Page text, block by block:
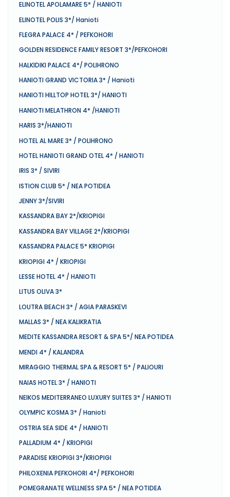
ELINOTEL APOLAMARE 5* / HANIOTI
ELINOTEL POLIS 3*/ Hanioti
FLEGRA PALACE 4* / PEFKOHORI
GOLDEN RESIDENCE FAMILY RESORT 3*/PEFKOHORI
HALKIDIKI PALACE 4*/ POLIHRONO
HANIOTI GRAND VICTORIA 3* / Hanioti
HANIOTI HILLTOP HOTEL 3*/ HANIOTI
HANIOTI MELATHRON 4* /HANIOTI
HARIS 3*/HANIOTI
HOTEL AL MARE 3* / POLIHRONO
HOTEL HANIOTI GRAND OTEL 4* / HANIOTI
IRIS 3* / SIVIRI
ISTION CLUB 5* / NEA POTIDEA
JENNY 3*/SIVIRI
KASSANDRA BAY 2*/KRIOPIGI
KASSANDRA BAY VILLAGE 2*/KRIOPIGI
KASSANDRA PALACE 5* KRIOPIGI
KRIOPIGI 4* / KRIOPIGI
LESSE HOTEL 4* / HANIOTI
LITUS OLIVA 3*
LOUTRA BEACH 3* / AGIA PARASKEVI
MALLAS 3* / NEA KALIKRATIA
MEDITE KASSANDRA RESORT & SPA 5*/ NEA POTIDEA
MENDI 4* / KALANDRA
MIRAGGIO THERMAL SPA & RESORT 5* / PALIOURI
NAIAS HOTEL 3* / HANIOTI
NEIKOS MEDITERRANEO LUXURY SUITES 3* / HANIOTI
OLYMPIC KOSMA 3* / Hanioti
OSTRIA SEA SIDE 4* / HANIOTI
PALLADIUM 4* / KRIOPIGI
PARADISE KRIOPIGI 3*/KRIOPIGI
PHILOXENIA PEFKOHORI 4*/ PEFKOHORI
POMEGRANATE WELLNESS SPA 5* / NEA POTIDEA